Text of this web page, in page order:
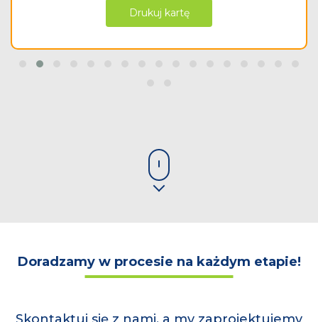
Drukuj kartę
Doradzamy w procesie na każdym etapie!
Skontaktuj się z nami, a my zaprojektujemy